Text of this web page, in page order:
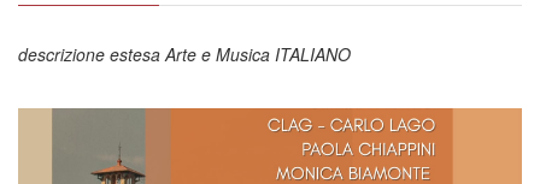
descrizione estesa Arte e Musica ITALIANO